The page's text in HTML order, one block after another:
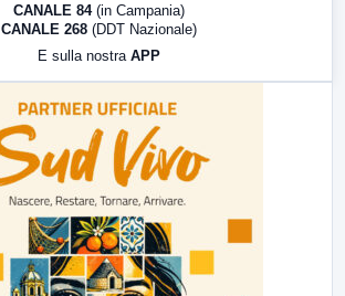
CANALE 84 (in Campania)
CANALE 268 (DDT Nazionale)
E sulla nostra APP